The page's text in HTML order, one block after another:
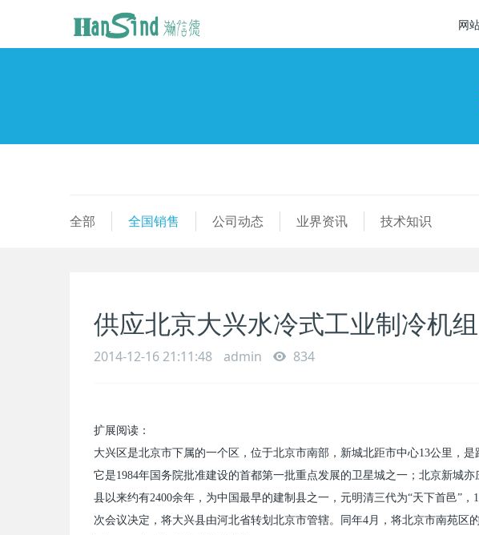
网
全部 全国销售 公司动态 业界资讯 技术知识
供应北京大兴水冷式工业制冷机组
2014-12-16 21:11:48 admin 834
扩展阅读：
大兴区是北京市下属的一个区，位于北京市南部，新城北距市中心13公里，是
它是1984年国务院批准建设的首都第一批重点发展的卫星城之一；北京新城
县以来约有2400余年，为中国最早的建制县之一，元明清三代为“天下首邑”，
次会议决定，将大兴县由河北省转划北京市管辖。同年4 月，将北京市南苑区